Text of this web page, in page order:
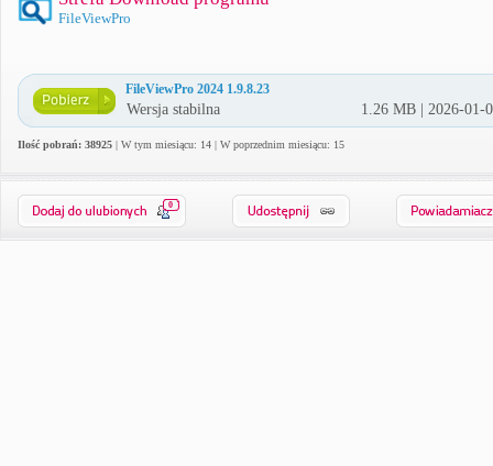
FileViewPro
FileViewPro 2024 1.9.8.23
Wersja stabilna 1.26 MB | 2026-01-
Ilość pobrań: 38925 | W tym miesiącu: 14 | W poprzednim miesiącu: 15
0